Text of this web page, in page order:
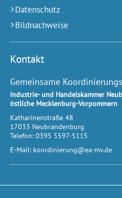
Datenschutz
Bildnachweise
Kontakt
Gemeinsame
Industrie- und Handelskammer
östliche Mecklenburg-Vorpommern
Katharinenstraße 48
17033 Neubrandenburg
Telefon: 0395 5597-5115
E-Mail: koordinierung@ea-mv.de